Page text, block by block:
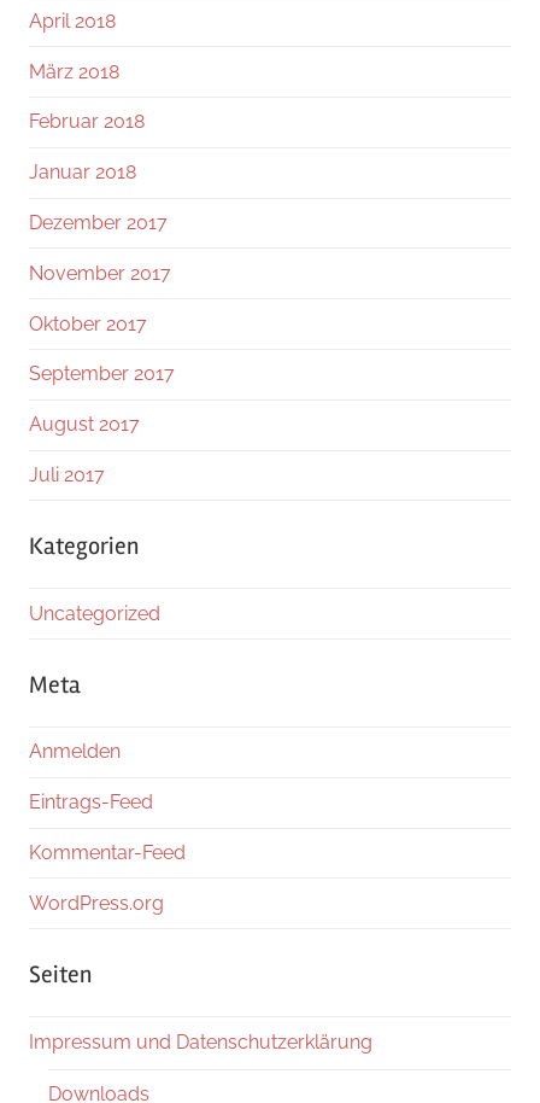
April 2018
März 2018
Februar 2018
Januar 2018
Dezember 2017
November 2017
Oktober 2017
September 2017
August 2017
Juli 2017
Kategorien
Uncategorized
Meta
Anmelden
Eintrags-Feed
Kommentar-Feed
WordPress.org
Seiten
Impressum und Datenschutzerklärung
Downloads